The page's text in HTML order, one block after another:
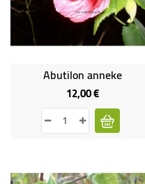
-
PLANTES
GRASSES
BEGONIAS
COLLECTION
ENGRAIS
SPÉCIALES
Abutilon anneke
12,00 €Prix